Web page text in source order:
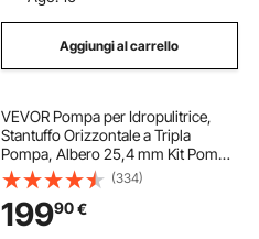
Aggiungi al carrello
VEVOR Pompa per Idropulitrice,
Stantuffo Orizzontale a Tripla
Pompa, Albero 25,4 mm Kit Pompe
di Ricambio per Idropulitrice 309,35
kgf/cm² 20 L/min per Simpson
MorFlex 40224, 40225, 40226,
Santoprene
(334)
19990€